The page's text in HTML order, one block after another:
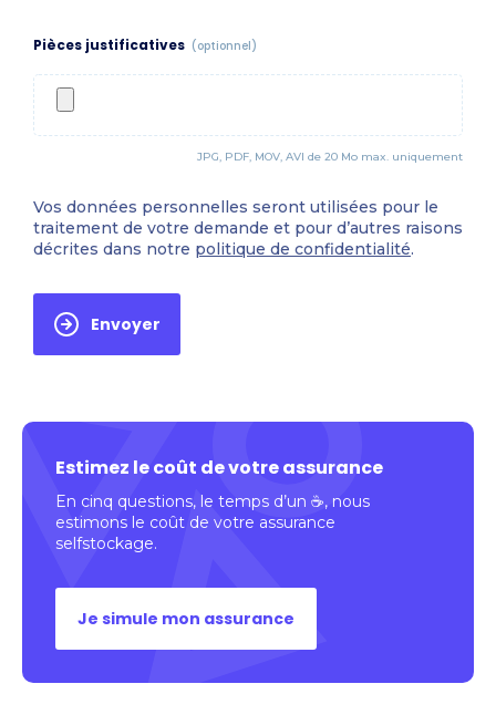
Pièces justificatives (optionnel)
JPG, PDF, MOV, AVI de 20 Mo max. uniquement
Vos données personnelles seront utilisées pour le
traitement de votre demande et pour d’autres raisons
décrites dans notre politique de confidentialité.
Envoyer
Estimez le coût de votre assurance
En cinq questions, le temps d’un ☕️, nous
estimons le coût de votre assurance
selfstockage.
Je simule mon assurance